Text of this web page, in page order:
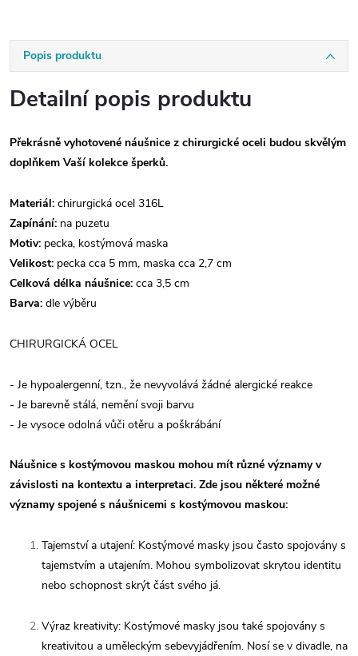
Popis produktu
Detailní popis produktu
Překrásně vyhotovené náušnice z chirurgické oceli budou skvělým
doplňkem Vaší kolekce šperků.
Materiál: chirurgická ocel 316L
Zapínání: na puzetu
Motiv: pecka, kostýmová maska
Velikost: pecka cca 5 mm, maska cca 2,7 cm
Celková délka náušnice: cca 3,5 cm
Barva: dle výběru
CHIRURGICKÁ OCEL
- Je hypoalergenní, tzn., že nevyvolává žádné alergické reakce
- Je barevně stálá, nemění svoji barvu
- Je vysoce odolná vůči otěru a poškrábání
Náušnice s kostýmovou maskou mohou mít různé významy v
závislosti na kontextu a interpretaci. Zde jsou některé možné
významy spojené s náušnicemi s kostýmovou maskou:
Tajemství a utajení: Kostýmové masky jsou často spojovány s
tajemstvím a utajením. Mohou symbolizovat skrytou identitu
nebo schopnost skrýt část svého já.
Výraz kreativity: Kostýmové masky jsou také spojovány s
kreativitou a uměleckým sebevyjádřením. Nosí se v divadle, na